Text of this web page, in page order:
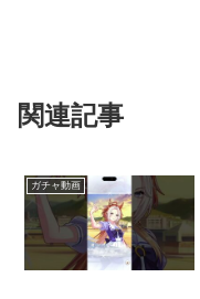
関連記事
ガチャ動画